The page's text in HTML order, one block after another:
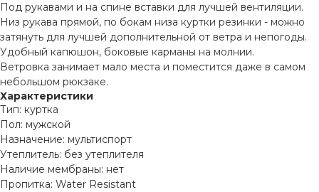
Под рукавами и на спине вставки для лучшей вентиляции.
Низ рукава прямой, по бокам низа куртки резинки - можно
затянуть для лучшей дополнительной от ветра и непогоды.
Удобный капюшон, боковые карманы на молнии.
Ветровка занимает мало места и поместится даже в самом
небольшом рюкзаке.
Характеристики
Тип: куртка
Пол: мужской
Назначение: мультиспорт
Утеплитель: без утеплителя
Наличие мембраны: нет
Пропитка: Water Resistant